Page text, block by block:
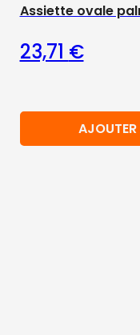
Assiette ovale
23,71 €
AJOUTER